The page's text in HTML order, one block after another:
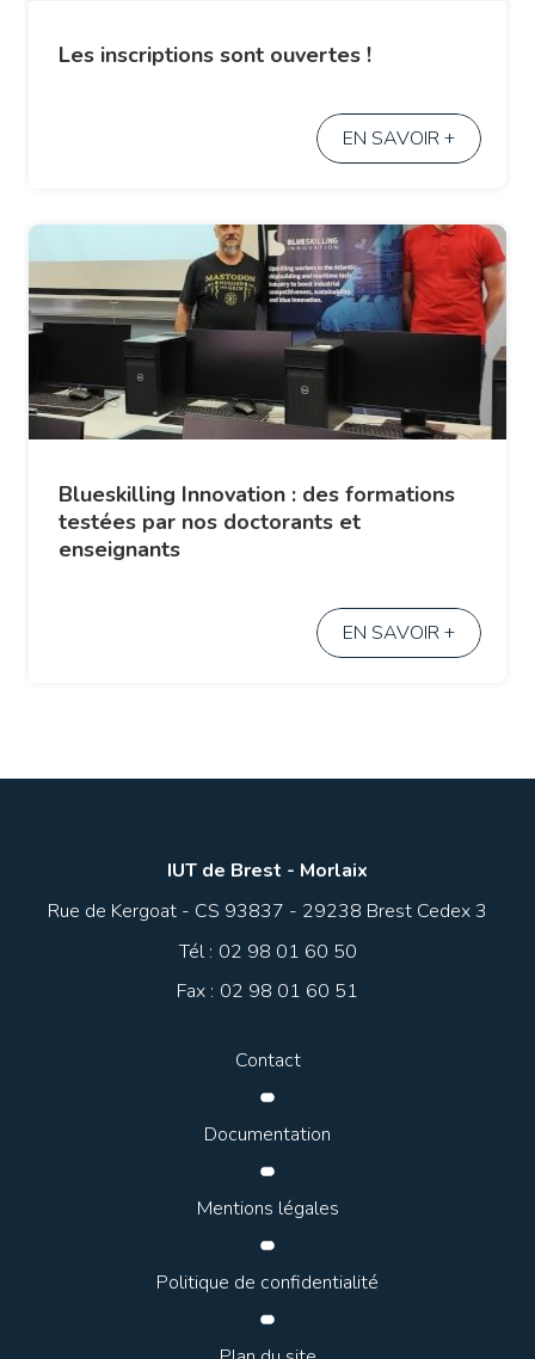
Les inscriptions sont ouvertes !
EN SAVOIR +
Blueskilling Innovation : des formations
testées par nos doctorants et
enseignants
EN SAVOIR +
IUT de Brest - Morlaix
Rue de Kergoat - CS 93837 - 29238 Brest Cedex 3
Tél : 02 98 01 60 50
Fax : 02 98 01 60 51
Contact
Documentation
Mentions légales
Politique de confidentialité